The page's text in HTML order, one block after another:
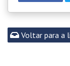
Voltar para a